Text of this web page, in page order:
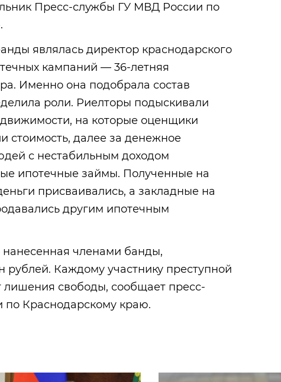
Пресс-службы ГУ МВД России по
являлась директор краснодарского
кампаний — 36-летняя
Именно она подобрала состав
роли. Риелторы подыскивали
на которые оценщики
стоимость, далее за денежное
с нестабильным доходом
ипотечные займы. Полученные на
присваивались, а закладные на
другим ипотечным
членами банды,
рублей. Каждому участнику преступной
лишения свободы, сообщает пресс-
Краснодарскому краю.